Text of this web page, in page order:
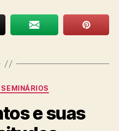
Categorias
e suas